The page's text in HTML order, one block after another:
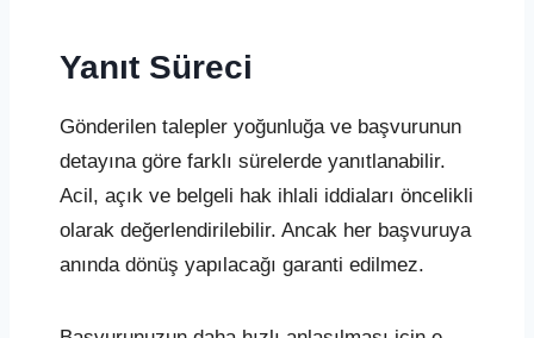
Yanıt Süreci
Gönderilen talepler yoğunluğa ve başvurunun
detayına göre farklı sürelerde yanıtlanabilir.
Acil, açık ve belgeli hak ihlali iddiaları öncelikli
olarak değerlendirilebilir. Ancak her başvuruya
anında dönüş yapılacağı garanti edilmez.